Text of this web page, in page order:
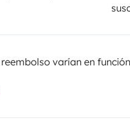
varían en